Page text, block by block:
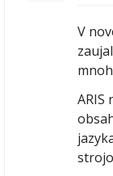
V
ARIS